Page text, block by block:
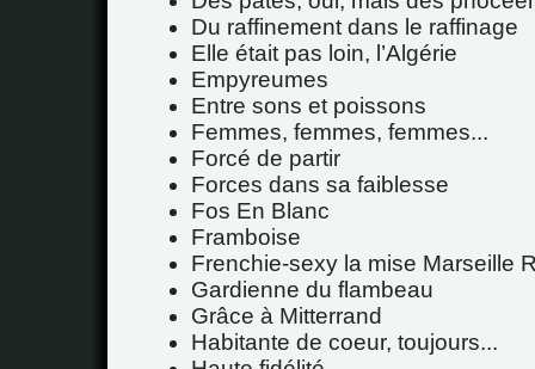
Du raffinement dans le raffinage
Elle était pas loin, l’Algérie
Empyreumes
Entre sons et poissons
Femmes, femmes, femmes...
Forcé de partir
Forces dans sa faiblesse
Fos En Blanc
Framboise
Frenchie-sexy la mise Marseille
Gardienne du flambeau
Grâce à Mitterrand
Habitante de coeur, toujours...